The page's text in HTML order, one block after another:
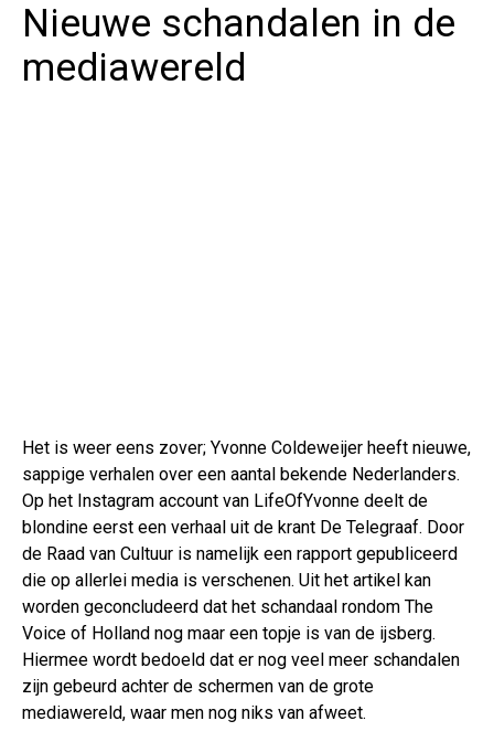
Nieuwe schandalen in de
mediawereld
Het is weer eens zover; Yvonne Coldeweijer heeft nieuwe,
sappige verhalen over een aantal bekende Nederlanders.
Op het Instagram account van LifeOfYvonne deelt de
blondine eerst een verhaal uit de krant De Telegraaf. Door
de Raad van Cultuur is namelijk een rapport gepubliceerd
die op allerlei media is verschenen. Uit het artikel kan
worden geconcludeerd dat het schandaal rondom The
Voice of Holland nog maar een topje is van de ijsberg.
Hiermee wordt bedoeld dat er nog veel meer schandalen
zijn gebeurd achter de schermen van de grote
mediawereld, waar men nog niks van afweet.